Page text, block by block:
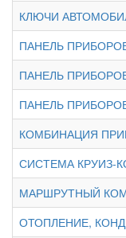
КЛЮЧИ
ПАНЕЛЬ
ПАНЕЛЬ
ПАНЕЛЬ
КОМБИНАЦИЯ
СИСТЕМА КРУИЗ-
МАРШРУТНЫЙ
ОТОПЛЕНИЕ,